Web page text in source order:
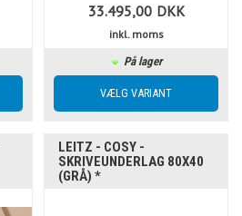
33.495,00 DKK
inkl. moms
På lager
LEITZ - COSY -
SKRIVEUNDERLAG 80X40
(GRÅ) *